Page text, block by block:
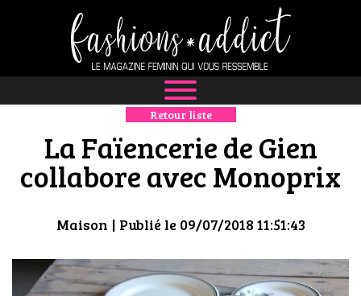
NEWS
MODE
BOUTIQUE
Retour liste
La Faïencerie de Gien
collabore avec Monoprix
Maison | Publié le 09/07/2018 11:51:43